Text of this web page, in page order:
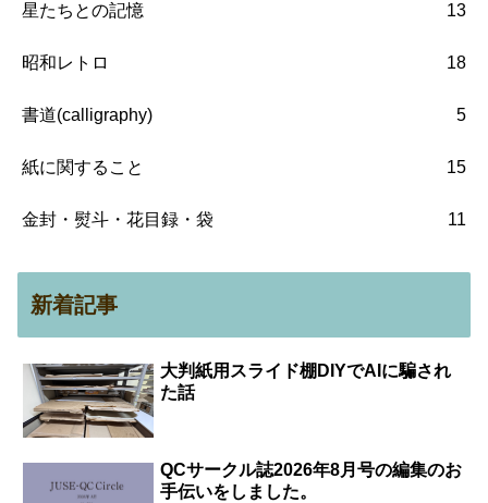
星たちとの記憶 13
昭和レトロ 18
書道(calligraphy) 5
紙に関すること 15
金封・熨斗・花目録・袋 11
新着記事
大判紙用スライド棚DIYでAIに騙され
た話
QCサークル誌2026年8月号の編集のお
手伝いをしました。